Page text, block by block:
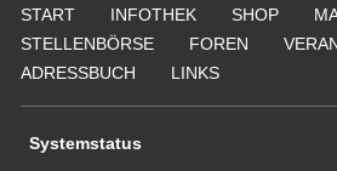
START INFOTHEK SHOP
STELLENBÖRSE
FOREN
ADRESSBUCH
LINKS
Systemstatus